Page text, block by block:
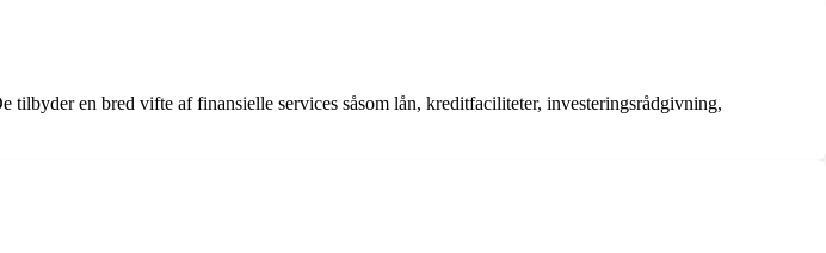
en bred vifte af finansielle services såsom lån, kreditfaciliteter, investeringsrådgivning,